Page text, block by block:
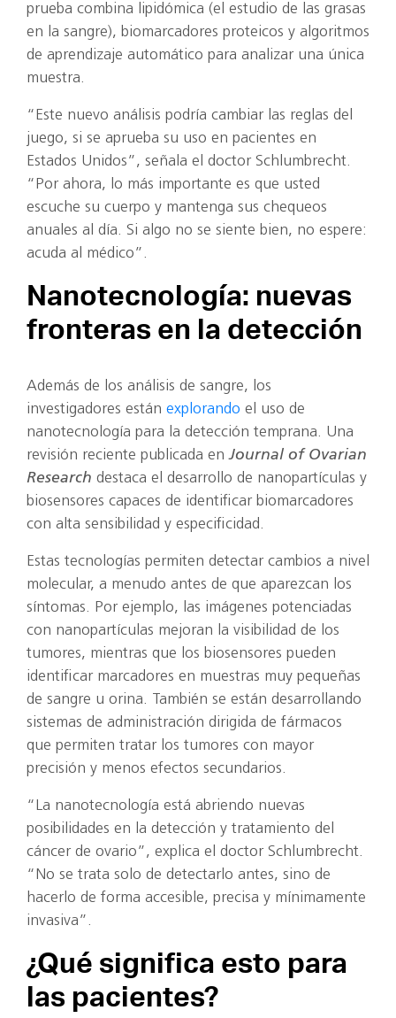
prueba combina lipidómica (el estudio de las grasas
en la sangre), biomarcadores proteicos y algoritmos
de aprendizaje automático para analizar una única
muestra.
“Este nuevo análisis podría cambiar las reglas del
juego, si se aprueba su uso en pacientes en
Estados Unidos”, señala el doctor Schlumbrecht.
“Por ahora, lo más importante es que usted
escuche su cuerpo y mantenga sus chequeos
anuales al día. Si algo no se siente bien, no espere:
acuda al médico”.
Nanotecnología: nuevas
fronteras en la detección
Además de los análisis de sangre, los
investigadores están explorando el uso de
nanotecnología para la detección temprana. Una
revisión reciente publicada enJournal of Ovarian
Research destaca el desarrollo de nanopartículas y
biosensores capaces de identificar biomarcadores
con alta sensibilidad y especificidad.
Estas tecnologías permiten detectar cambios a nivel
molecular, a menudo antes de que aparezcan los
síntomas. Por ejemplo, las imágenes potenciadas
con nanopartículas mejoran la visibilidad de los
tumores, mientras que los biosensores pueden
identificar marcadores en muestras muy pequeñas
de sangre u orina. También se están desarrollando
sistemas de administración dirigida de fármacos
que permiten tratar los tumores con mayor
precisión y menos efectos secundarios.
“La nanotecnología está abriendo nuevas
posibilidades en la detección y tratamiento del
cáncer de ovario”, explica el doctor Schlumbrecht.
“No se trata solo de detectarlo antes, sino de
hacerlo de forma accesible, precisa y mínimamente
invasiva”.
¿Qué significa esto para
las pacientes?